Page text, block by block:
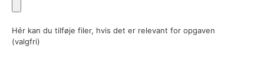
Hér kan du tilføje filer, hvis det er relevant for opgaven
(valgfri)